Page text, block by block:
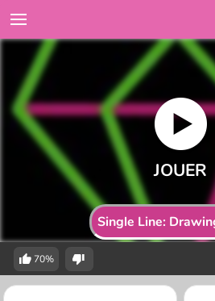
Single Line:
70%